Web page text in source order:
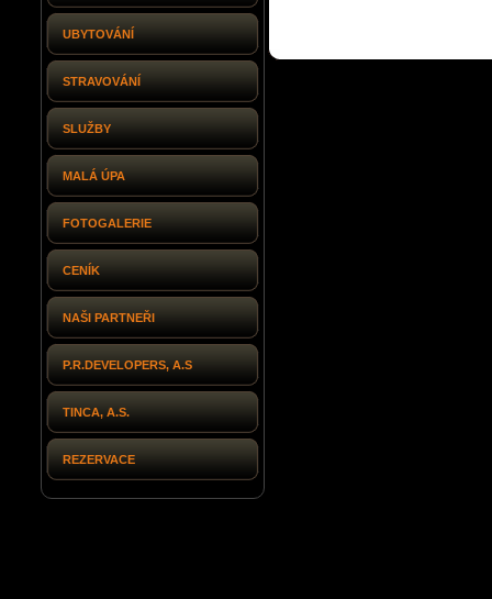
UBYTOVÁNÍ
STRAVOVÁNÍ
SLUŽBY
MALÁ ÚPA
FOTOGALERIE
CENÍK
NAŠI PARTNEŘI
P.R.DEVELOPERS, A.S
TINCA, A.S.
REZERVACE